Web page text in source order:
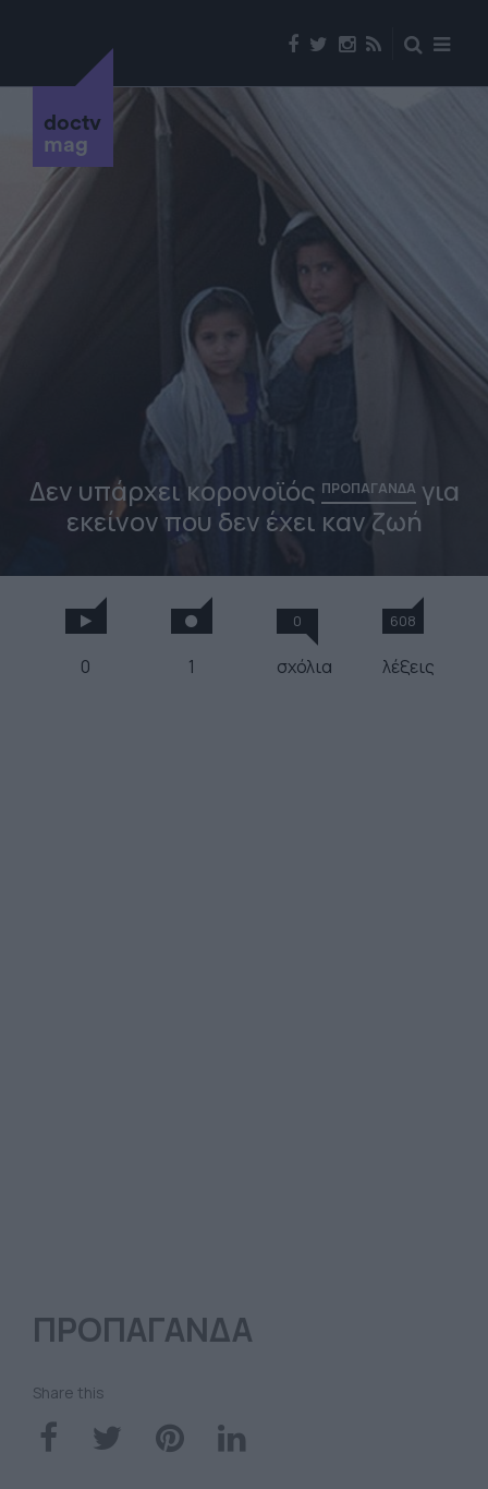
doctv
mag
Δεν υπάρχει κορονοϊός ΠΡΟΠΑΓΑΝΔΑ για
εκείνον που δεν έχει καν ζωή
0 1
0
σχόλια
608
λέξεις
ΠΡΟΠΑΓΑΝΔΑ
Share this